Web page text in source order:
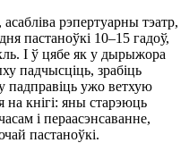
рэпертуарны тэатр,
пастаноўкі 10–15 гадоў,
І ў цябе як у дырыжора
падчысціць, зрабіць
падправіць ужо ветхую
на кнігі: яны старэюць
і пераасэнсаванне,
пастаноўкі.